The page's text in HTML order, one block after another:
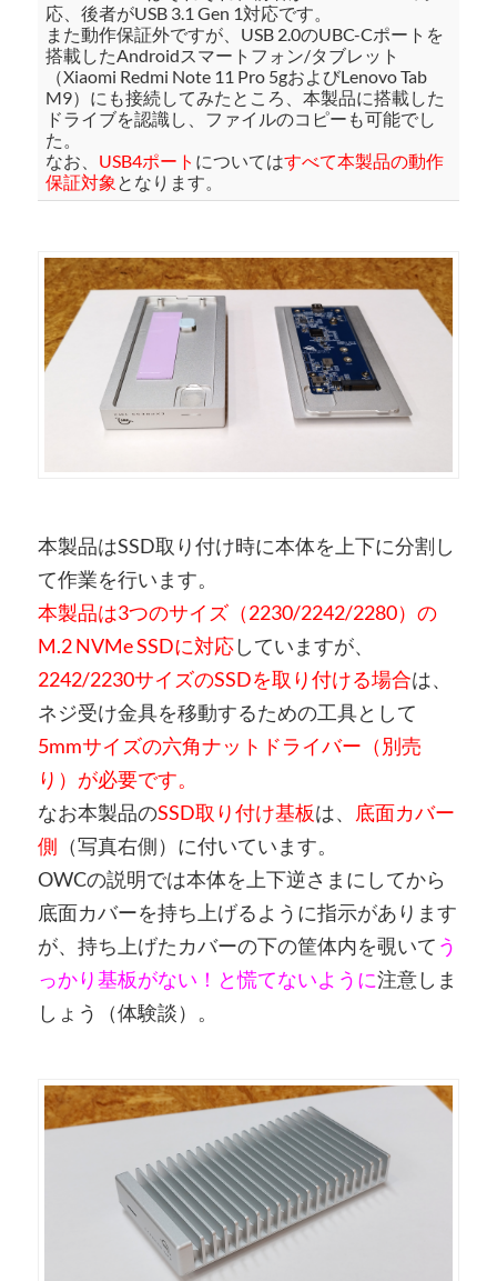
応、後者がUSB 3.1 Gen 1対応です。
また動作保証外ですが、USB 2.0のUBC-Cポートを
搭載したAndroidスマートフォン/タブレット
（Xiaomi Redmi Note 11 Pro 5gおよびLenovo Tab
M9）にも接続してみたところ、本製品に搭載した
ドライブを認識し、ファイルのコピーも可能でし
た。
なお、 USB4ポート についてはすべて本製品の動作
保証対象 となります。
本製品はSSD取り付け時に本体を上下に分割し
て作業を行います。
本製品は3つのサイズ（2230/2242/2280）の
M.2 NVMe SSDに対応していますが、
2242/2230サイズのSSDを取り付ける場合は、
ネジ受け金具を移動するための工具として
5mmサイズの六角ナットドライバー（別売
り）が必要です。
なお本製品のSSD取り付け基板は、
底面カバー
側 （写真右側）に付いています。
OWCの説明では本体を上下逆さまにしてから
底面カバーを持ち上げるように指示があります
が、持ち上げたカバーの下の筐体内を覗いて う
っかり基板がない！と慌てないように注意しま
しょう（体験談）。